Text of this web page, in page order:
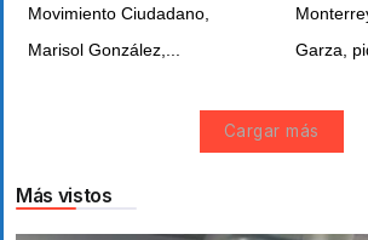
Movimiento Ciudadano,
Marisol González,...
Garza,
Cargar más
Más vistos